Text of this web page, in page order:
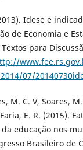
Idese e
de Economia e
para
07/
M. C. V, Soares,
E. R. (2015).
educação nos
Brasileiro de